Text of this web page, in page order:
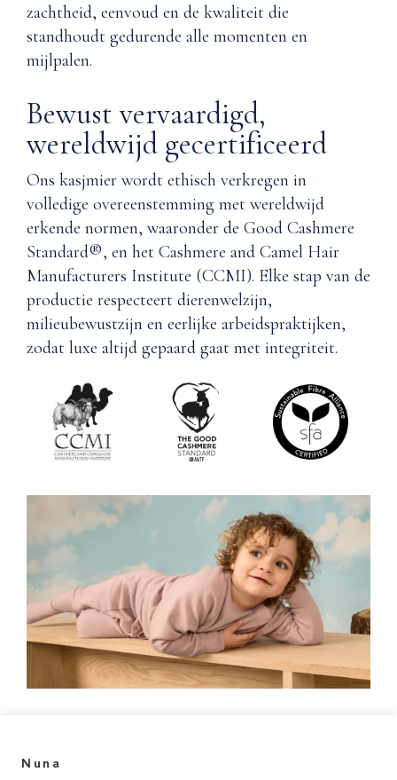
zachtheid, eenvoud en de kwaliteit die
standhoudt gedurende alle momenten en
mijlpalen.
Bewust vervaardigd,
wereldwijd gecertificeerd
Ons kasjmier wordt ethisch verkregen in
volledige overeenstemming met wereldwijd
erkende normen, waaronder de Good Cashmere
Standard®, en het Cashmere and Camel Hair
Manufacturers Institute (CCMI). Elke stap van de
productie respecteert dierenwelzijn,
milieubewustzijn en eerlijke arbeidspraktijken,
zodat luxe altijd gepaard gaat met integriteit.
Nuna